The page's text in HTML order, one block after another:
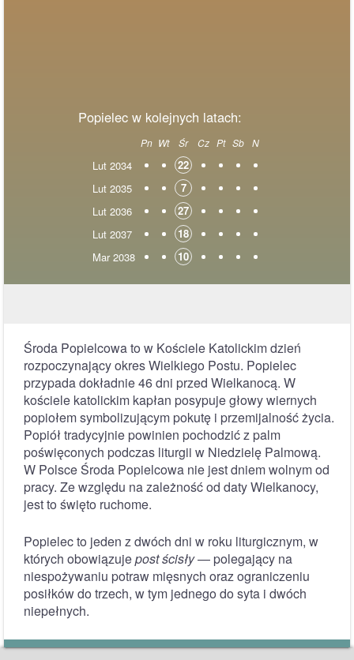
Popielec w kolejnych latach:
Pn Wt Śr Cz Pt Sb N
Lut 2034
22
Lut 2035
7
Lut 2036
27
Lut 2037
18
Mar 2038
10
Środa Popielcowa to w Kościele Katolickim dzień
rozpoczynający okres Wielkiego Postu. Popielec
przypada dokładnie 46 dni przed Wielkanocą. W
kościele katolickim kapłan posypuje głowy wiernych
popiołem symbolizującym pokutę i przemijalność życia.
Popiół tradycyjnie powinien pochodzić z palm
poświęconych podczas liturgii w Niedzielę Palmową.
W Polsce Środa Popielcowa nie jest dniem wolnym od
pracy. Ze względu na zależność od daty Wielkanocy,
jest to święto ruchome.
Popielec to jeden z dwóch dni w roku liturgicznym, w
których obowiązujepost ścisły— polegający na
niespożywaniu potraw mięsnych oraz ograniczeniu
posiłków do trzech, w tym jednego do syta i dwóch
niepełnych.